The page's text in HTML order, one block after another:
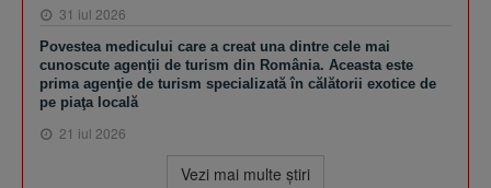
31 iul 2026
Povestea medicului care a creat una dintre cele mai
cunoscute agenţii de turism din România. Aceasta este
prima agenţie de turism specializată în călătorii exotice de
pe piaţa locală
21 iul 2026
Vezi mai multe ştiri